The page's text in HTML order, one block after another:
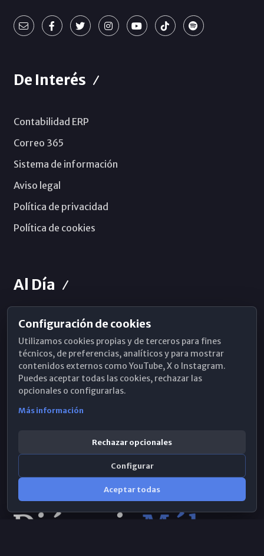
De Interés
Contabilidad ERP
Correo 365
Sistema de información
Aviso legal
Política de privacidad
Política de cookies
Al Día
Horarios de Misa
Hemeroteca
WhatsApp
Configuración de cookies
Utilizamos cookies propias y de terceros para fines
técnicos, de preferencias, analíticos y para mostrar
contenidos externos como YouTube, X o Instagram.
Puedes aceptar todas las cookies, rechazar las
opcionales o configurarlas.
Más información
Rechazar opcionales
Configurar
Aceptar todas